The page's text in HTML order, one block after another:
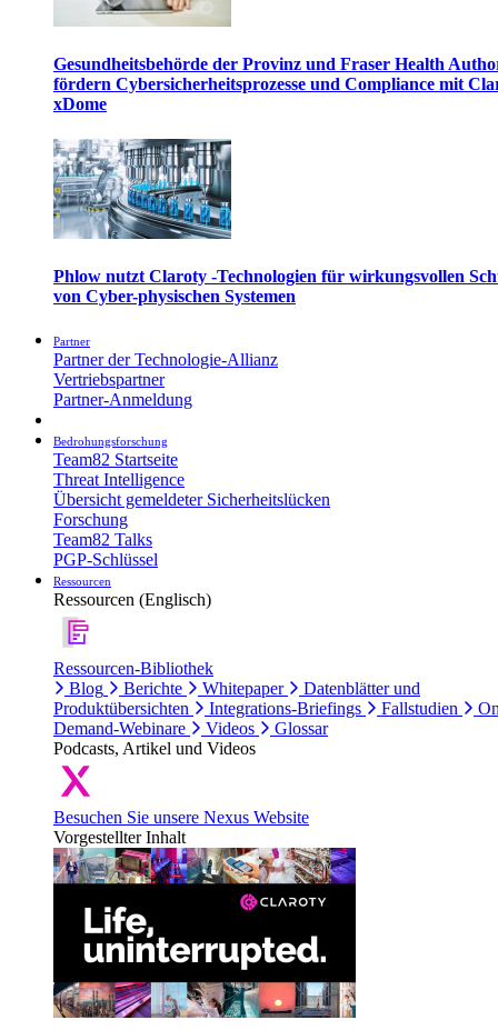
Gesundheitsbehörde der Provinz und Fraser Health
fördern Cybersicherheitsprozesse und Compliance mit
xDome
Phlow nutzt Claroty -Technologien für wirkungsvollen
von Cyber-physischen Systemen
Partner
Partner der Technologie-Allianz
Vertriebspartner
Partner-Anmeldung
Bedrohungsforschung
Team82 Startseite
Threat Intelligence
Übersicht gemeldeter Sicherheitslücken
Forschung
Team82 Talks
PGP-Schlüssel
Ressourcen
Ressourcen (Englisch)
Ressourcen-Bibliothek
Blog
Berichte Whitepaper
Datenblätter und
Produktübersichten
Integrations-Briefings Fallstudien
Demand-Webinare
Videos
Glossar
Podcasts, Artikel und Videos
Besuchen Sie unsere Nexus Website
Vorgestellter Inhalt